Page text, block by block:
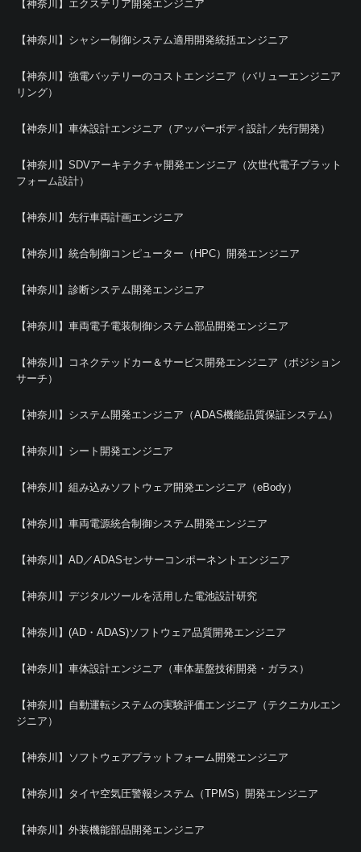
【神奈川】エクステリア開発エンジニア
【神奈川】シャシー制御システム適用開発統括エンジニア
【神奈川】強電バッテリーのコストエンジニア（バリューエンジニア
リング）
【神奈川】車体設計エンジニア（アッパーボディ設計／先行開発）
【神奈川】SDVアーキテクチャ開発エンジニア（次世代電子プラット
フォーム設計）
【神奈川】先行車両計画エンジニア
【神奈川】統合制御コンピューター（HPC）開発エンジニア
【神奈川】診断システム開発エンジニア
【神奈川】車両電子電装制御システム部品開発エンジニア
【神奈川】コネクテッドカー＆サービス開発エンジニア（ポジション
サーチ）
【神奈川】システム開発エンジニア（ADAS機能品質保証システム）
【神奈川】シート開発エンジニア
【神奈川】組み込みソフトウェア開発エンジニア（eBody）
【神奈川】車両電源統合制御システム開発エンジニア
【神奈川】AD／ADASセンサーコンポーネントエンジニア
【神奈川】デジタルツールを活用した電池設計研究
【神奈川】(AD・ADAS)ソフトウェア品質開発エンジニア
【神奈川】車体設計エンジニア（車体基盤技術開発・ガラス）
【神奈川】自動運転システムの実験評価エンジニア（テクニカルエン
ジニア）
【神奈川】ソフトウェアプラットフォーム開発エンジニア
【神奈川】タイヤ空気圧警報システム（TPMS）開発エンジニア
【神奈川】外装機能部品開発エンジニア